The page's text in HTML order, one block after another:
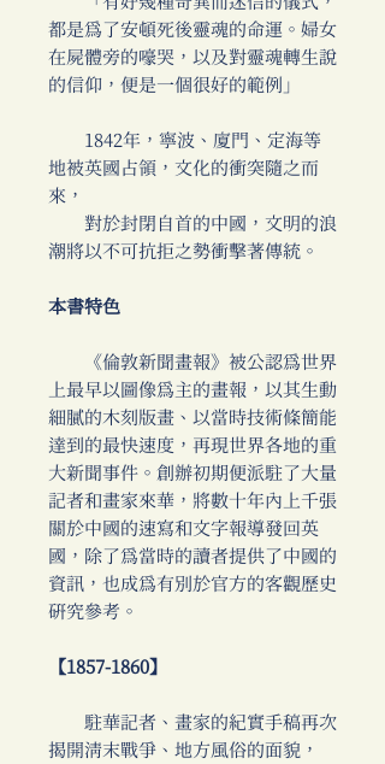
都是為了安頓死後靈魂的命運。婦女
在屍體旁的嚎哭，以及對靈魂轉生說
的信仰，便是一個很好的範例」
1842年，寧波、廈門、定海等
地被英國占領，文化的衝突隨之而
來，
對於封閉自首的中國，文明的浪
潮將以不可抗拒之勢衝擊著傳統。
本書特色
《倫敦新聞畫報》被公認為世界
上最早以圖像為主的畫報，以其生動
細膩的木刻版畫、以當時技術條簡能
達到的最快速度，再現世界各地的重
大新聞事件。創辦初期便派駐了大量
記者和畫家來華，將數十年內上千張
關於中國的速寫和文字報導發回英
國，除了為當時的讀者提供了中國的
資訊，也成為有別於官方的客觀歷史
研究參考。
【1857-1860】
駐華記者、畫家的紀實手稿再次
揭開清末戰爭、地方風俗的面貌，